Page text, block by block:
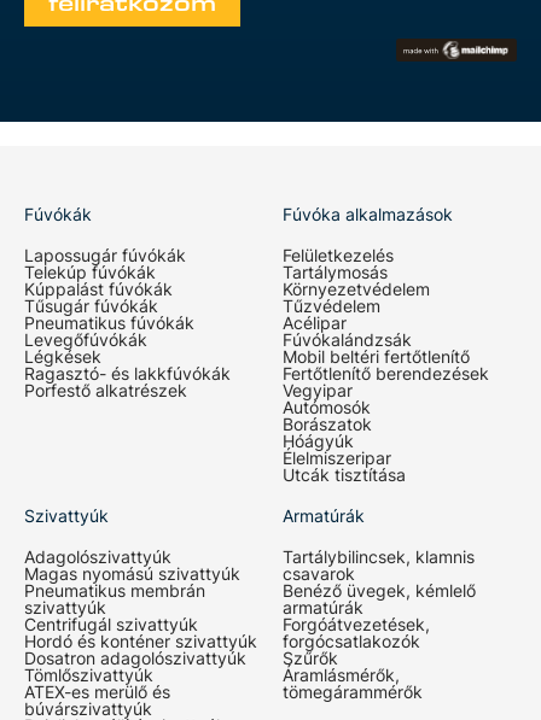
Fúvókák
Lapossugár fúvókák
Telekúp fúvókák
Kúppalást fúvókák
Tűsugár fúvókák
Pneumatikus fúvókák
Levegőfúvókák
Légkések
Ragasztó- és lakkfúvókák
Porfestő alkatrészek
Fúvóka alkalmazások
Felületkezelés
Tartálymosás
Környezetvédelem
Tűzvédelem
Acélipar
Fúvókalándzsák
Mobil beltéri fertőtlenítő
Fertőtlenítő berendezések
Vegyipar
Autómosók
Borászatok
Hóágyúk
Élelmiszeripar
Utcák tisztítása
Szivattyúk
Adagolószivattyúk
Magas nyomású szivattyúk
Pneumatikus membrán
szivattyúk
Centrifugál szivattyúk
Hordó és konténer szivattyúk
Dosatron adagolószivattyúk
Tömlőszivattyúk
ATEX-es merülő és
búvárszivattyúk
Armatúrák
Tartálybilincsek, klamnis
csavarok
Benéző üvegek, kémlelő
armatúrák
Forgóátvezetések,
forgócsatlakozók
Szűrők
Áramlásmérők,
tömegárammérők